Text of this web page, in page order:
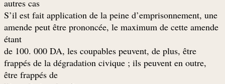
autres cas
S’il est fait application de la peine d’emprisonnement, une
amende peut être prononcée, le maximum de cette amende
étant
de 100. 000 DA, les coupables peuvent, de plus, être
frappés de la dégradation civique ; ils peuvent en outre,
être frappés de